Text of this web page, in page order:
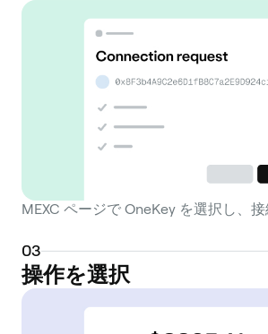
MEXC ページで OneKey を選択し、
03
操作を選択